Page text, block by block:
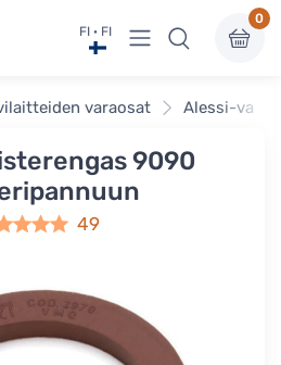
FI · FI Näytä valikko
0
varaosat Alessi-
9090
49